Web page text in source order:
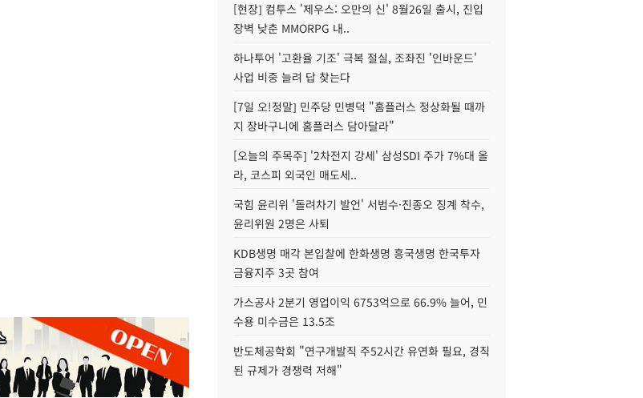
[현장] 컴투스 '제우스: 오만의 신' 8월26일 출시, 진입
장벽 낮춘 MMORPG 내..
하나투어 '고환율 기조' 극복 절실, 조좌진 '인바운드'
사업 비중 늘려 답 찾는다
[7일 오!정말] 민주당 민병덕 "홈플러스 정상화될 때까
지 장바구니에 홈플러스 담아달라"
[오늘의 주목주] '2차전지 강세' 삼성SDI 주가 7%대 올
라, 코스피 외국인 매도세..
국힘 윤리위 '돌려차기 발언' 서범수·진종오 징계 착수,
윤리위원 2명은 사퇴
KDB생명 매각 본입찰에 한화생명 흥국생명 한국투자
금융지주 3곳 참여
가스공사 2분기 영업이익 6753억으로 66.9% 늘어, 민
수용 미수금은 13.5조
반도체공학회 "연구개발직 주52시간 유연화 필요, 경직
된 규제가 경쟁력 저해"